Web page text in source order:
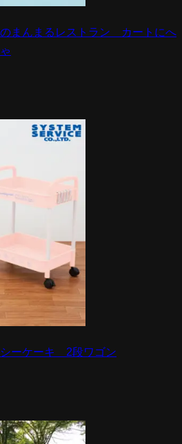
まんまるレストラン カートにへ
ーケーキ 2段ワゴン